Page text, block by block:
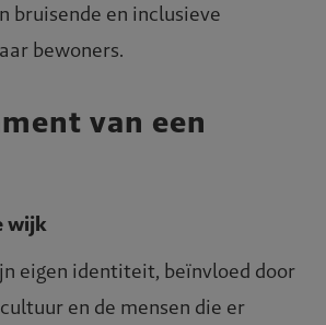
bruisende en inclusieve
bewoners.
van een
wijk
eigen identiteit, beïnvloed door
en de mensen die er